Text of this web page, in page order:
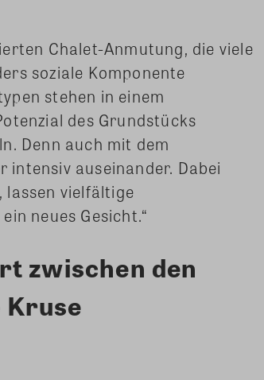
Chalet-Anmutung, die viele
soziale Komponente
stehen in einem
des Grundstücks
Denn auch mit dem
intensiv auseinander. Dabei
vielfältige
neues Gesicht.“
zwischen den